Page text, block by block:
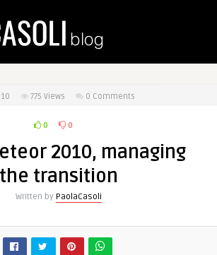
775 Views 0 Comments
0 0
2010, managing
the transition
Written by PaolaCasoli